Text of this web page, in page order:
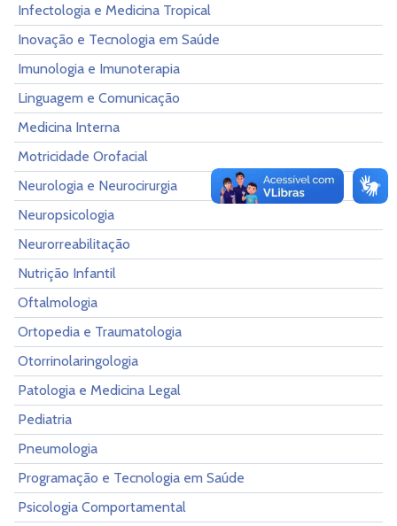
Infectologia e Medicina Tropical
Inovação e Tecnologia em Saúde
Imunologia e Imunoterapia
Linguagem e Comunicação
Medicina Interna
Motricidade Orofacial
Neurologia e Neurocirurgia
Neuropsicologia
Neurorreabilitação
Nutrição Infantil
Oftalmologia
Ortopedia e Traumatologia
Otorrinolaringologia
Patologia e Medicina Legal
Pediatria
Pneumologia
Programação e Tecnologia em Saúde
Psicologia Comportamental